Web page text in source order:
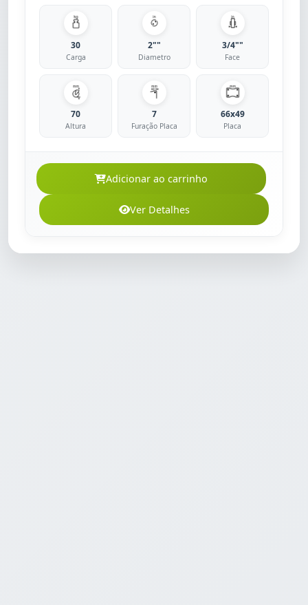
30
Carga
2""
Diametro
3/4""
Face
70
Altura
7
Furação Placa
66x49
Placa
Adicionar ao carrinho
Ver Detalhes